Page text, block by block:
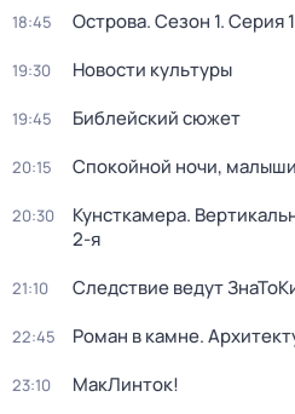
18:45 Острова. Сезон 1. Серия
19:30 Новости культуры
19:45 Библейский сюжет
20:15 Спокойной ночи,
20:30 Кунсткамера.
2-я
21:10 Следствие ведут
22:45 Роман в камне.
23:10 МакЛинток!